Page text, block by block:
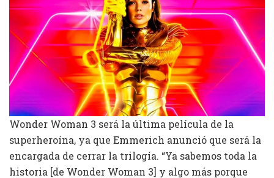
Wonder Woman 3 será la última película de la
superheroína, ya que Emmerich anunció que será la
encargada de cerrar la trilogía. “Ya sabemos toda la
historia [de Wonder Woman 3] y algo más porque